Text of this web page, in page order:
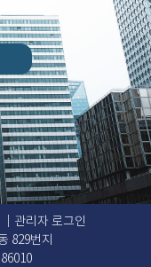
관리자 로그인
829번지